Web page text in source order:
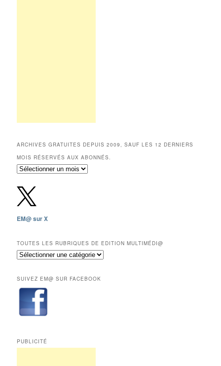
ARCHIVES GRATUITES DEPUIS 2009, SAUF LES 12 DERNIERS
MOIS RÉSERVÉS AUX ABONNÉS.
Archives
depuis
2009,
sauf
les
mois
réservés
aux
EM@ sur X
TOUTES LES RUBRIQUES DE EDITION MULTIMÉDI@
Toutes
de
Edition
Multimédi@
SUIVEZ EM@ SUR FACEBOOK
PUBLICITÉ